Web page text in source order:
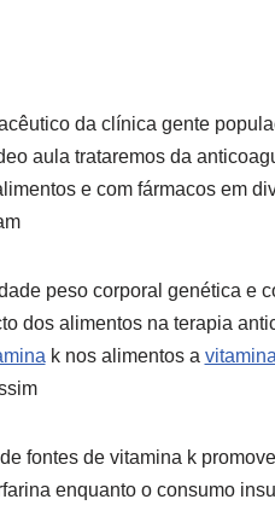
da clínica gente
aula trataremos da
e com fármacos em
peso corporal genética e
dos alimentos na terapia
k nos alimentos a vitamina
fontes de vitamina k
enquanto o consumo